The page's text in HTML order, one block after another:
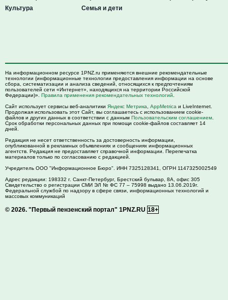
Культура
Семья и дети
На информационном ресурсе 1PNZ.ru применяются внешние рекомендательные
технологии (информационные технологии предоставления информации на основе
сбора, систематизации и анализа сведений, относящихся к предпочтениям
пользователей сети «Интернет», находящихся на территории Российской
Федерации)». Правила применения рекомендательных технологий
Сайт использует сервисы веб-аналитики Яндекс Метрика AppMetrica и LiveInternet.
Продолжая использовать этот Сайт, вы соглашаетесь с использованием cookie-
файлов и других данных в соответствии с данным Пользовательским соглашением
Срок обработки персональных данных при помощи cookie-файлов составляет 14
дней.
Редакция не несет ответственность за достоверность информации,
опубликованной в рекламных объявлениях и сообщениях информационных
агентств. Редакция не предоставляет справочной информации. Перепечатка
материалов только по согласованию с редакцией.
Учредитель ООО "Информационное Бюро". ИНН 7325128341, ОГРН 1147325002549
Адрес редакции: 198332 г. Санкт-Петербург, Брестский бульвар, 8А, офис 305
Свидетельство о регистрации СМИ ЭЛ № ФС 77 – 75998 выдано 13.06.2019г.
Федеральной службой по надзору в сфере связи, информационных технологий и
массовых коммуникаций
© 2026. "Первый пензенский портал" 1PNZ.RU 18+